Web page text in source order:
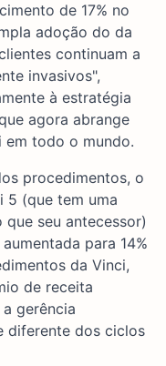
de 17% no
adoção do da
continuam a
invasivos",
à estratégia
agora abrange
em todo o mundo.
procedimentos, o
5 (que tem uma
que seu antecessor)
para 14%
da Vinci,
de receita
gerência
diferente dos ciclos